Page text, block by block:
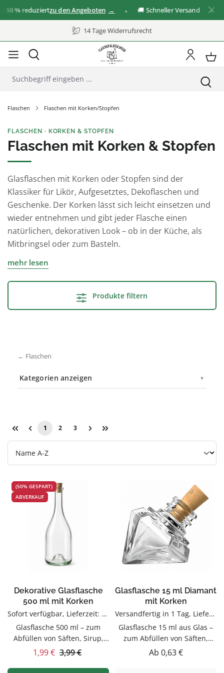
reduziertzu den Angeboten 🚚 Schneller Versand ✓
14 Tage Widerrufsrecht
Flaschen Flaschen mit Korken/Stopfen
FLASCHEN · KORKEN & STOPFEN
Flaschen mit Korken & Stopfen
Glasflaschen mit Korken oder Stopfen sind der
Klassiker für Likör, Aufgesetztes, Dekoflaschen und
Geschenke. Der Korken lässt sich leicht einsetzen und
wieder entnehmen und gibt jeder Flasche einen
natürlichen, dekorativen Look – ob in der Küche, als
Mitbringsel oder zum Basteln.
mehr lesen
Produkte filtern
← Flaschen
Kategorien anzeigen ▼
Seite
1 Seite
2 Seite
3
(50% GESPART)
ABVERKAUF
Dekorative Glasflasche
500 ml mit Korken
Sofort verfügbar, Lieferzeit: 1-3 Tage
Glasflasche 500 ml – zum
Abfüllen von Säften, Sirup,
Likören & ÖlenDieser
Verkaufspreis:
1,99 € Regulärer Preis:
3,99 €
Glasflasche 15 ml Diamant
mit Korken
Versandfertig in 1 Tag, Lieferzeit 1-3 Tage
Glasflasche 15 ml aus Glas –
zum Abfüllen von Säften,
Sirup, Likören & ÖlenDieser
Regulärer Preis:
Ab 0,63 €